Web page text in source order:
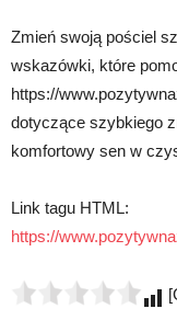
Zmień swoją pościel
wskazówki, które
https://
dotyczące szybkiego
komfortowy sen w
Link tagu HTML:
https://